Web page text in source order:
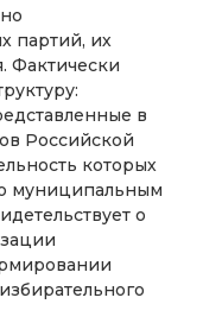
партий, их
Фактически
в
Российской
которых
муниципальным
о